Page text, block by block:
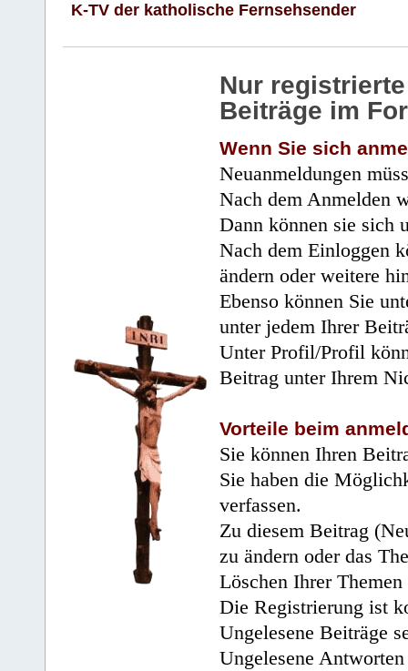
K-TV der katholische Fernsehsender
Nur
Beiträge im
Wenn Sie sich
Neuanmeldungen
Nach dem Anmelden
Dann können sie sich
Nach dem Einloggen
ändern oder weitere
Ebenso können Sie
unter jedem Ihrer
Unter Profil/Profil
Beitrag unter Ihrem
Vorteile beim
Sie können Ihren
Sie haben die
verfassen.
Zu diesem Beitrag
zu ändern oder das
Löschen Ihrer
Die Registrierung ist
Ungelesene Beiträge
Ungelesene